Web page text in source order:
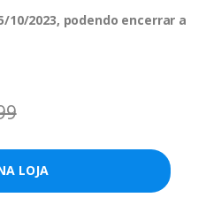
2023, podendo encerrar a
LOJA